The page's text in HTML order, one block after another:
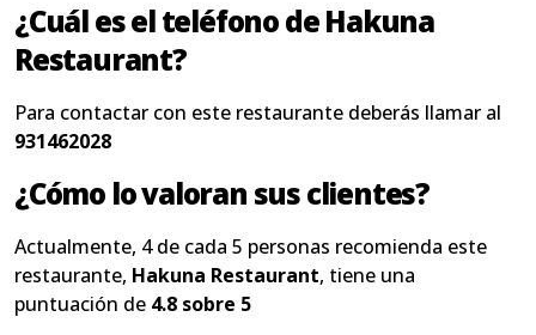
¿Cuál es el teléfono de Hakuna
Restaurant?
Para contactar con este restaurante deberás llamar al
931462028
¿Cómo lo valoran sus clientes?
Actualmente, 4 de cada 5 personas recomienda este
restaurante, Hakuna Restaurant, tiene una
puntuación de 4.8 sobre 5